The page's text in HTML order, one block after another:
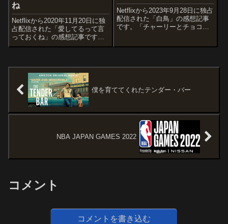
ね
Netflixから2020年11月20日に独
占配信された「愛してるって言
っておくね」の感想記事です。
第93回アカデミー賞短編アニメ
Anything Happens I Love Y...
Netflixから2023年9月28日に独占
配信された「白鳥」の感想記事
です。「チャーリーとチョコレ
オススメ度作品情報原題:Th...
僕を育ててくれたテンダー・バー
NBA JAPAN GAMES 2022
コメント
コメントを書き込む